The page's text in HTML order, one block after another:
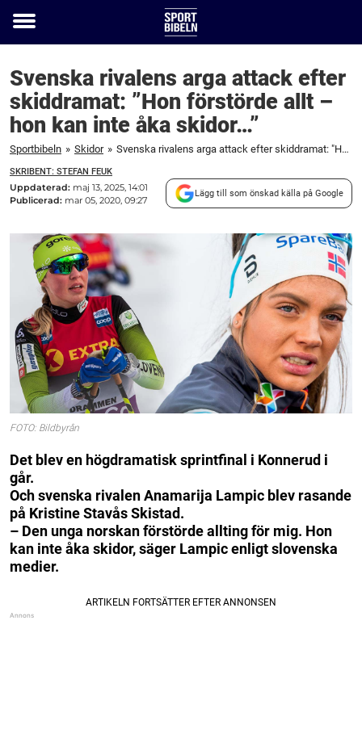
Toggle
Svenska rivalens arga attack efter
skiddramat: ”Hon förstörde allt –
hon kan inte åka skidor…”
Sportbibeln » Skidor » Svenska rivalens arga attack efter skiddramat: "Hon förstörde allt – hon kan inte åka skidor..."
SKRIBENT: STEFAN FEUK
Uppdaterad: maj 13, 2025, 14:01
Publicerad: mar 05, 2020, 09:27
Lägg till som önskad källa på Google
FOTO: Bildbyrån
Det blev en högdramatisk sprintfinal i Konnerud i
går.
Och svenska rivalen Anamarija Lampic blev rasande
på Kristine Stavås Skistad.
– Den unga norskan förstörde allting för mig. Hon
kan inte åka skidor, säger Lampic enligt slovenska
medier.